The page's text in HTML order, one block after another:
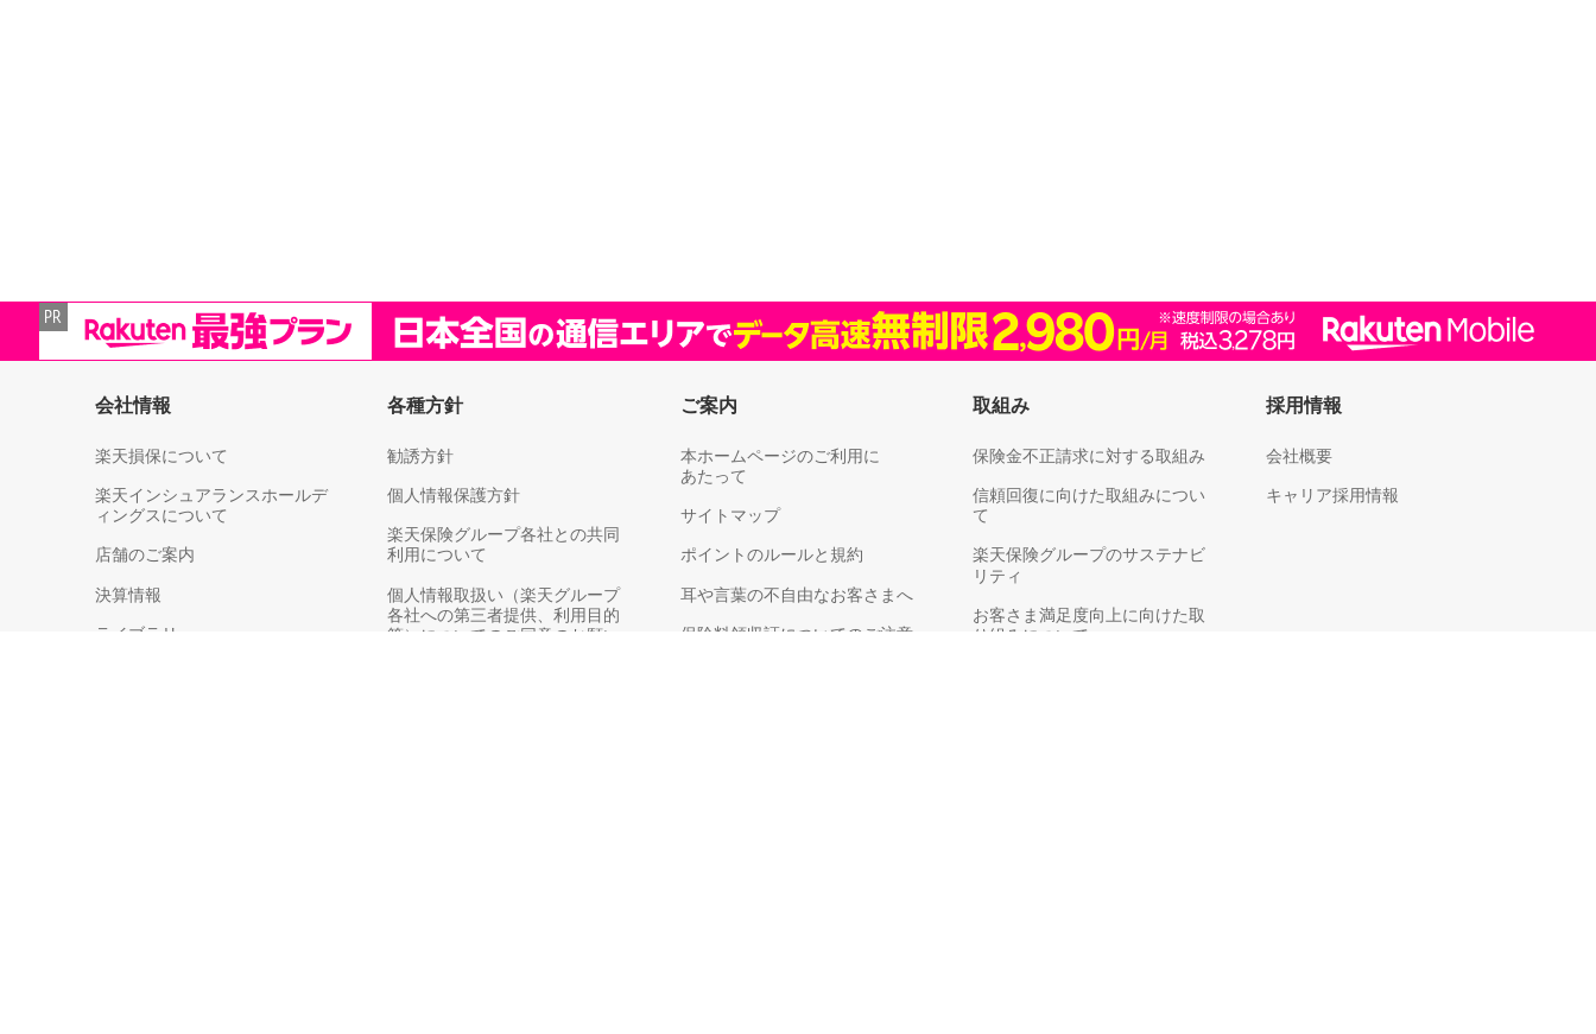
会社情報
楽天損保について
楽天インシュアランスホールデ
ィングスについて
店舗のご案内
決算情報
ライブラリー
各種方針
勧誘方針
個人情報保護方針
楽天保険グループ各社との共同
利用について
個人情報取扱い（楽天グループ
各社への第三者提供、利用目的
等）についてのご同意のお願い
ご案内
本ホームページのご利用に
あたって
サイトマップ
ポイントのルールと規約
耳や言葉の不自由なお客さまへ
保険料領収証についてのご注意
取組み
保険金不正請求に対する取組み
信頼回復に向けた取組みについ
て
楽天保険グループのサステナビ
リティ
お客さま満足度向上に向けた取
り組みについて
採用情報
会社概要
キャリア採用情報